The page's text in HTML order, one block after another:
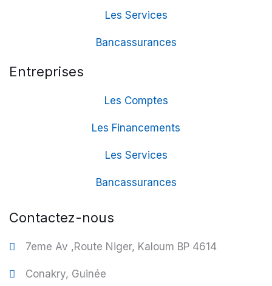
Les Services
Bancassurances
Entreprises
Les Comptes
Les Financements
Les Services
Bancassurances
Contactez-nous
7eme Av ,Route Niger, Kaloum BP 4614
Conakry, Guinée